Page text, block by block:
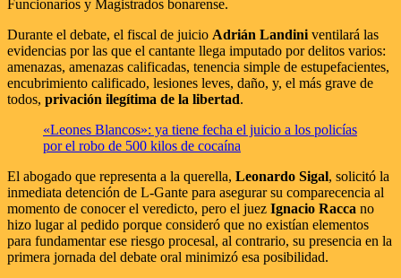
Funcionarios y Magistrados bonarense.
Durante el debate, el fiscal de juicio Adrián Landini ventilará las
evidencias por las que el cantante llega imputado por delitos varios:
amenazas, amenazas calificadas, tenencia simple de estupefacientes,
encubrimiento calificado, lesiones leves, daño, y, el más grave de
todos, privación ilegítima de la libertad.
«Leones Blancos»: ya tiene fecha el juicio a los policías
por el robo de 500 kilos de cocaína
El abogado que representa a la querella, Leonardo Sigal, solicitó la
inmediata detención de L-Gante para asegurar su comparecencia al
momento de conocer el veredicto, pero el juez Ignacio Racca no
hizo lugar al pedido porque consideró que no existían elementos
para fundamentar ese riesgo procesal, al contrario, su presencia en la
primera jornada del debate oral minimizó esa posibilidad.